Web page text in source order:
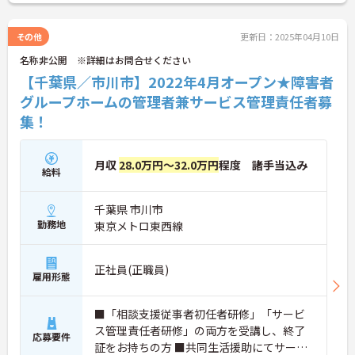
その他 更新日：2025年04月10日
名称非公開 ※詳細はお問合せください
【千葉県／市川市】2022年4月オープン★障害者
グループホームの管理者兼サービス管理責任者募
集！
給料 月収 28.0万円～32.0万円程度 諸手当込み
勤務地
千葉県 市川市
東京メトロ東西線
雇用形態 正社員(正職員)
応募要件
■「相談支援従事者初任者研修」「サービ
ス管理責任者研修」の両方を受講し、終了
証をお持ちの方 ■共同生活援助にてサービ